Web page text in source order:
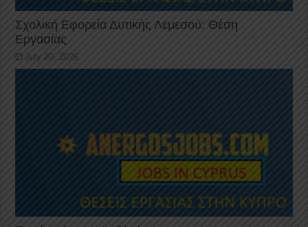
Σχολική Εφορεία Δυτικής Λεμεσού: Θέση
Εργασίας
July 20, 2026